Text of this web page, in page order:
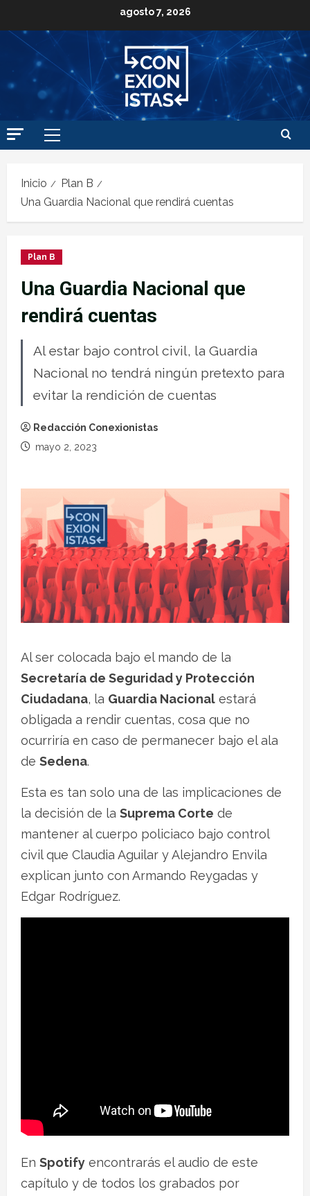
agosto 7, 2026
Inicio
Plan B
Una Guardia Nacional que rendirá cuentas
Plan B
Una Guardia Nacional que
rendirá cuentas
Al estar bajo control civil, la Guardia
Nacional no tendrá ningún pretexto para
evitar la rendición de cuentas
Redacción Conexionistas
mayo 2, 2023
Al ser colocada bajo el mando de la
Secretaría de Seguridad y Protección
Ciudadana, la Guardia Nacional estará
obligada a rendir cuentas, cosa que no
ocurriría en caso de permanecer bajo el ala
de Sedena.
Esta es tan solo una de las implicaciones de
la decisión de la Suprema Corte de
mantener al cuerpo policiaco bajo control
civil que Claudia Aguilar y Alejandro Envila
explican junto con Armando Reygadas y
Edgar Rodríguez.
En Spotify encontrarás el audio de este
capítulo y de todos los grabados por